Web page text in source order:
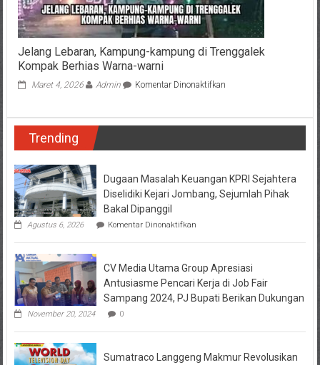
Air
Bersih
Jelang Lebaran, Kampung-kampung di Trenggalek
Kompak Berhias Warna-warni
Maret 4, 2026 Admin Komentar Dinonaktifkanpada
Kompak
Warna-
Trending
Dugaan Masalah Keuangan KPRI Sejahtera
Diselidiki Kejari Jombang, Sejumlah Pihak
Bakal Dipanggil
Agustus 6, 2026 Komentar Dinonaktifkanpada
Masalah
KPRI
Sejahtera
Diselidiki
Kejari
Pihak
Dipanggil
CV Media Utama Group Apresiasi
Antusiasme Pencari Kerja di Job Fair
Sampang 2024, PJ Bupati Berikan Dukungan
November 20, 2024 0
Sumatraco Langgeng Makmur Revolusikan